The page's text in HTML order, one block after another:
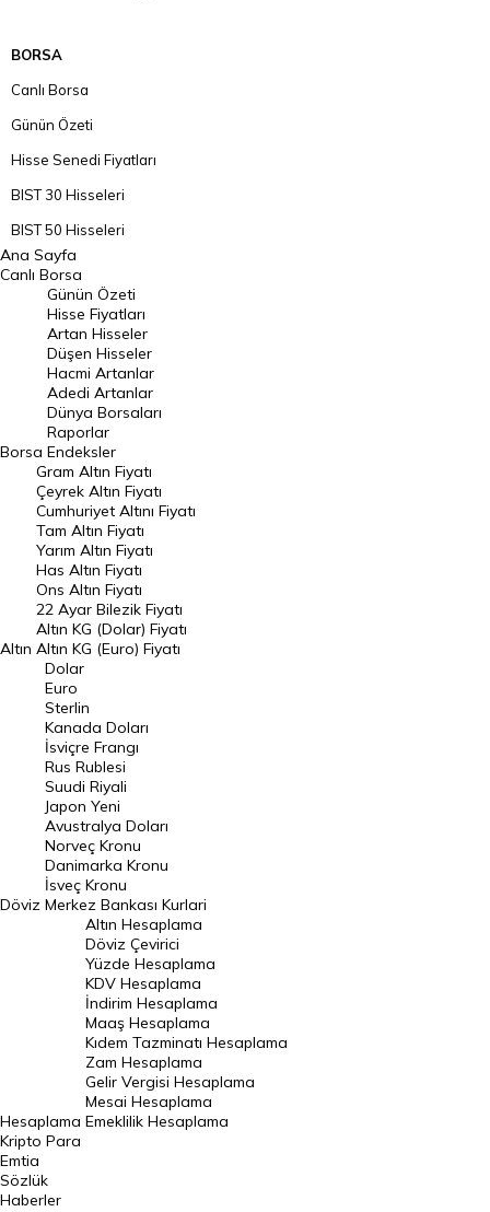
BORSA
Canlı Borsa
Günün Özeti
Hisse Senedi Fiyatları
BIST 30 Hisseleri
BIST 50 Hisseleri
BIST 100 Hisseleri
En Çok Artan Hisseler
En Çok Düşen Hisseler
Hacmi Artanlar
Geçmiş Kapanışlar
Dünya Borsaları
Raporlar
Endeksler
DÖVİZ
Döviz Kuru
Dolar Kuru
Euro Kuru
Pound Kuru
Frank Kuru
Riyal Kuru
Avustralya Doları
Danimarka Kronu Kuru
Kanada Doları Kuru
Norveç Kronu Kuru
İsveç Kronu Kuru
Japon Yeni Kuru
Serbest Piyasa Döviz Kurları
Merkez Bankası Döviz Kurları
Altın Fiyatları
Gram Altın Fiyatı
Çeyrek Altın Fiyatı
Ana Sayfa
Canlı Borsa
Borsa
Günün Özeti
Hisse Fiyatları
Artan Hisseler
Düşen Hisseler
Hacmi Artanlar
Adedi Artanlar
Dünya Borsaları
Raporlar
Endeksler
Altın
Gram Altın Fiyatı
Çeyrek Altın Fiyatı
Cumhuriyet Altını Fiyatı
Tam Altın Fiyatı
Yarım Altın Fiyatı
Has Altın Fiyatı
Ons Altın Fiyatı
22 Ayar Bilezik Fiyatı
Altın KG (Dolar) Fiyatı
Altın KG (Euro) Fiyatı
Döviz
Dolar
Euro
Sterlin
Kanada Doları
İsviçre Frangı
Rus Rublesi
Suudi Riyali
Japon Yeni
Avustralya Doları
Norveç Kronu
Danimarka Kronu
İsveç Kronu
Merkez Bankası Kurlari
Hesaplama
Altın Hesaplama
Döviz Çevirici
Yüzde Hesaplama
KDV Hesaplama
İndirim Hesaplama
Maaş Hesaplama
Kıdem Tazminatı Hesaplama
Zam Hesaplama
Gelir Vergisi Hesaplama
Mesai Hesaplama
Emeklilik Hesaplama
Kripto Para
Emtia
Sözlük
Haberler